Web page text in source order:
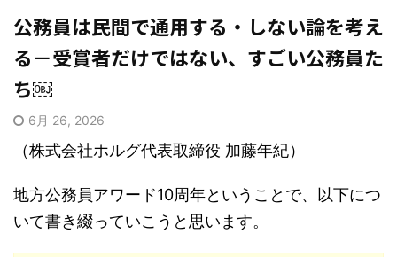
公務員は民間で通用する・しない論を考え
る－受賞者だけではない、すごい公務員た
ち￼
6月 26, 2026
（株式会社ホルグ代表取締役 加藤年紀）
地方公務員アワード10周年ということで、以下につ
いて書き綴っていこうと思います。